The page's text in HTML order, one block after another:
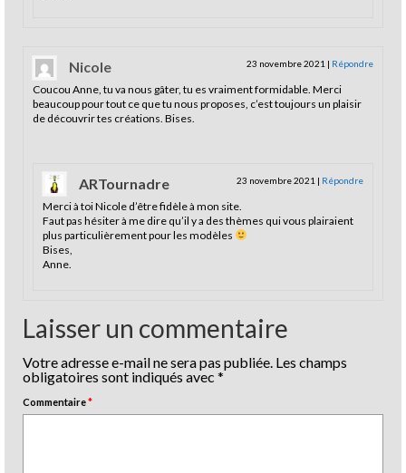
Nicole 23 novembre 2021 | Répondre
Coucou Anne, tu va nous gâter, tu es vraiment formidable. Merci
beaucoup pour tout ce que tu nous proposes, c’est toujours un plaisir
de découvrir tes créations. Bises.
ARTournadre 23 novembre 2021 | Répondre
Merci à toi Nicole d’être fidèle à mon site.
Faut pas hésiter à me dire qu’il y a des thèmes qui vous plairaient
plus particulièrement pour les modèles
Bises,
Anne.
Laisser un commentaire
Votre adresse e-mail ne sera pas publiée. Les champs
obligatoires sont indiqués avec *
Commentaire*